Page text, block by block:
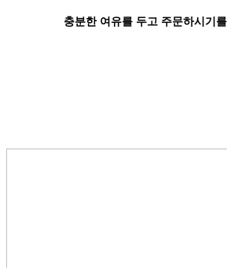
충분한 여유를 두고 주문하시기